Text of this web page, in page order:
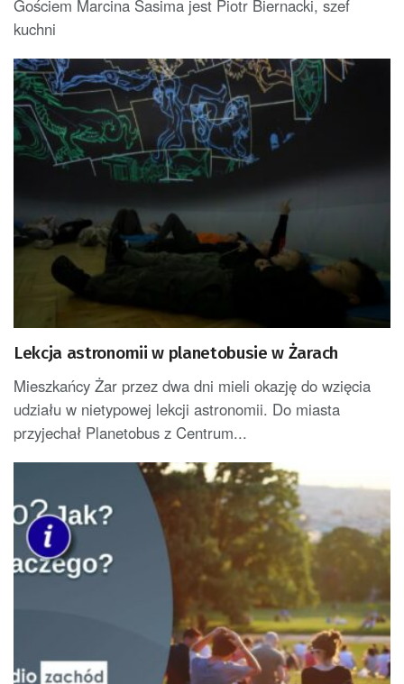
Gościem Marcina Sasima jest Piotr Biernacki, szef
kuchni
Lekcja astronomii w planetobusie w Żarach
Mieszkańcy Żar przez dwa dni mieli okazję do wzięcia
udziału w nietypowej lekcji astronomii. Do miasta
przyjechał Planetobus z Centrum...